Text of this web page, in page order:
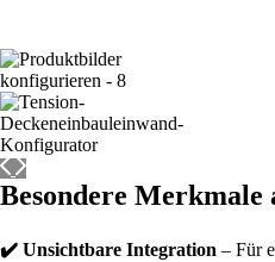
Besondere Merkmale
✔️ Unsichtbare Integration – Für